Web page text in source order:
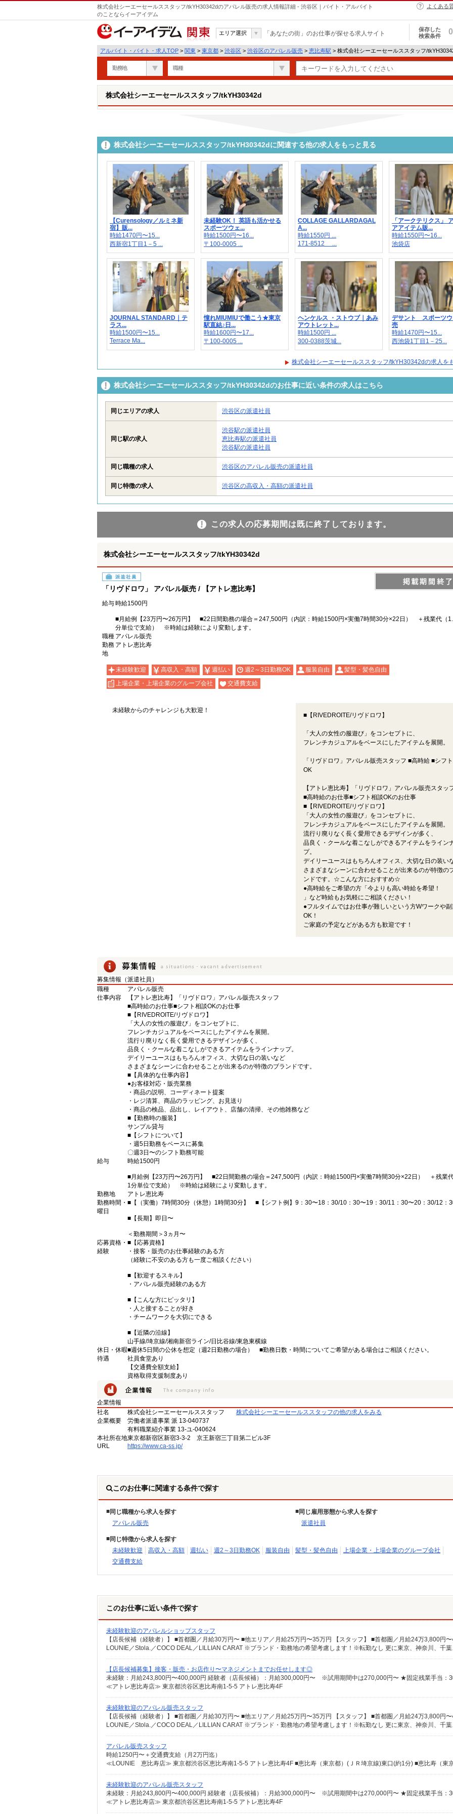
株式会社シーエーセールススタッフ/tkYH30342dのアパレル販売の求人情報詳細 - 渋谷区｜バイト・アルバイト
のことならイーアイデム
よくある
関東
エリア選択 「あなたの街」のお仕事が探せる求人サイト
保存した
検索条件
0
アルバイト・バイト・求人TOP > 関東 > 東京都 > 渋谷区 > 渋谷区のアパレル販売 > 恵比寿駅 > 株式会社シーエーセールススタッフ/
勤務地 職種
株式会社シーエーセールススタッフ/tkYH30342d
株式会社シーエーセールススタッフ/tkYH30342dに関連する他の求人をもっと見る
【Curensology／ルミネ新
宿】販...
時給1470円〜15...
西新宿1丁目1－5 ...
未経験OK！ 英語も活かせる
スポーツウェ...
時給1500円〜16...
〒100-0005 ...
COLLAGE GALLARDAGAL
A...
時給1550円 ...
171-8512 ...
「アークテリクス」
アアイテム販...
時給1550円〜16...
池袋店
JOURNAL STANDARD｜テ
ラス...
時給1500円〜15...
Terrace Ma...
憧れMIUMIUで働こう★東京
駅直結♪日...
時給1600円〜17...
〒100-0005 ...
ヘンケルス ・ストウブ｜あみ
アウトレット...
時給1500円 ...
300-0388茨城...
デサント スポーツウ
売
時給1470円〜15...
西池袋1丁目1－25...
株式会社シーエーセールススタッフ/tkYH30342dの求人を
株式会社シーエーセールススタッフ/tkYH30342dのお仕事に近い条件の求人はこちら
同じエリアの求人 渋谷区の派遣社員
同じ駅の求人
渋谷駅の派遣社員
恵比寿駅の派遣社員
渋谷駅の派遣社員
同じ職種の求人 渋谷区のアパレル販売の派遣社員
同じ特徴の求人 渋谷区の高収入・高額の派遣社員
この求人の応募期間は既に終了しております。
株式会社シーエーセールススタッフ/tkYH30342d
派遣社員
「リヴドロワ」 アパレル販売 / 【アトレ恵比寿】
給与時給1500円
■月給例【23万円〜26万円】 ■22日間勤務の場合＝247,500円（内訳：時給1500円×実働7時間30分×22日） ＋残業代（
分単位で支給） ※時給は経験により変動します。
職種 アパレル販売
勤務
地
アトレ恵比寿
未経験歓迎 高収入・高額 週払い 週2～3日勤務OK 服装自由
髪型・髪色自由
上場企業・上場企業のグループ会社
交通費支給
未経験からのチャレンジも大歓迎！
■【RIVEDROITE/リヴドロワ】
「大人の女性の服遊び」をコンセプトに、
フレンチカジュアルをベースにしたアイテムを展開。
「リヴドロワ」アパレル販売スタッフ ■高時給 ■シフ
OK
【アトレ恵比寿】「リヴドロワ」アパレル販売スタッ
■高時給のお仕事■シフト相談OKのお仕事
■【RIVEDROITE/リヴドロワ】
「大人の女性の服遊び」をコンセプトに、
フレンチカジュアルをベースにしたアイテムを展開。
流行り廃りなく長く愛用できるデザインが多く、
品良く・クールな着こなしができるアイテムをライン
プ。
デイリーユースはもちろんオフィス、大切な日の装い
さまざまなシーンに合わせることが出来るのが特徴の
ンドです。☆こんな方におすすめ☆
●高時給をご希望の方「今よりも高い時給を希望！
」など時給もお気軽にご相談ください！
●フルタイムではお仕事が難しいという方Wワークや副
OK！
ご家庭の予定などがある方も歓迎です！
募集情報（派遣社員）
職種
アパレル販売
仕事内容
【アトレ恵比寿】「リヴドロワ」アパレル販売スタッフ
■高時給のお仕事■シフト相談OKのお仕事
■【RIVEDROITE/リヴドロワ】
「大人の女性の服遊び」をコンセプトに、
フレンチカジュアルをベースにしたアイテムを展開。
流行り廃りなく長く愛用できるデザインが多く、
品良く・クールな着こなしができるアイテムをラインナップ。
デイリーユースはもちろんオフィス、大切な日の装いなど
さまざまなシーンに合わせることが出来るのが特徴のブランドです。
■【具体的な仕事内容】
●お客様対応・販売業務
・商品の説明、コーディネート提案
・レジ清算、商品のラッピング、お見送り
・商品の検品、品出し、レイアウト、店舗の清掃、その他雑務など
■【勤務時の服装】
サンプル貸与
■【シフトについて】
・週5日勤務をベースに募集
〇週3日〜のシフト勤務可能
給与
時給1500円
■月給例【23万円〜26万円】 ■22日間勤務の場合＝247,500円（内訳：時給1500円×実働7時間30分×22日） ＋残業代
1分単位で支給） ※時給は経験により変動します。
勤務地
アトレ恵比寿
勤務時間・
曜日
■【（実働）7時間30分（休憩）1時間30分】 ■【シフト例】9：30〜18：30/10：30〜19：30/11：30〜20：30/12：
■【長期】即日〜
＜勤務期間＞3ヵ月〜
応募資格・
経験
■【応募資格】
・接客・販売のお仕事経験のある方
（経験に不安のある方も一度ご相談ください）
■【歓迎するスキル】
・アパレル販売経験のある方
■【こんな方にピッタリ】
・人と接することが好き
・チームワークを大切にできる
■【近隣の沿線】
山手線/埼京線/湘南新宿ライン/日比谷線/東急東横線
休日・休暇■週休5日間の公休を想定（週2日勤務の場合） ■勤務日数・時間についてご希望がある場合はご相談ください。
待遇
社員食堂あり
【交通費全額支給】
資格取得支援制度あり
企業情報
社名
株式会社シーエーセールススタッフ
株式会社シーエーセールススタッフの他の求人をみる
企業概要
労働者派遣事業 派 13-040737
有料職業紹介事業 13-ユ-040624
本社所在地東京都新宿区新宿3-3-2 京王新宿三丁目第二ビル3F
URL
https://www.ca-ss.jp/
このお仕事に関連する条件で探す
同じ職種から求人を探す
アパレル販売
同じ雇用形態から求人を探す
派遣社員
同じ特徴から求人を探す
未経験歓迎
高収入・高額 週払い 週2～3日勤務OK 服装自由 髪型・髪色自由
上場企業・上場企業のグループ会社
交通費支給
このお仕事に近い条件で探す
未経験歓迎のアパレルショップスタッフ
【店長候補募集】接客・販売・お店作り〜マネジメントまでお任せします◎
≪アトレ恵比寿店≫ 東京都渋谷区恵比寿南1-5-5 アトレ恵比寿4F
未経験歓迎のアパレル販売スタッフ
アパレル販売スタッフ
時給1250円〜＋交通費支給（月2万円迄）
未経験歓迎のアパレル販売スタッフ
≪アトレ恵比寿店≫ 東京都渋谷区恵比寿南1-5-5 アトレ恵比寿4F